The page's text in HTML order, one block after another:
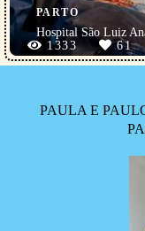
PARTO
Hospital São Luiz
1333
61
PAULA E